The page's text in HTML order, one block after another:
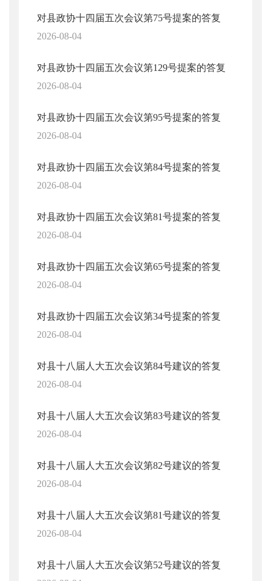
对县政协十四届五次会议第75号提案的答复
2026-08-04
对县政协十四届五次会议第129号提案的答复
2026-08-04
对县政协十四届五次会议第95号提案的答复
2026-08-04
对县政协十四届五次会议第84号提案的答复
2026-08-04
对县政协十四届五次会议第81号提案的答复
2026-08-04
对县政协十四届五次会议第65号提案的答复
2026-08-04
对县政协十四届五次会议第34号提案的答复
2026-08-04
对县十八届人大五次会议第84号建议的答复
2026-08-04
对县十八届人大五次会议第83号建议的答复
2026-08-04
对县十八届人大五次会议第82号建议的答复
2026-08-04
对县十八届人大五次会议第81号建议的答复
2026-08-04
对县十八届人大五次会议第52号建议的答复